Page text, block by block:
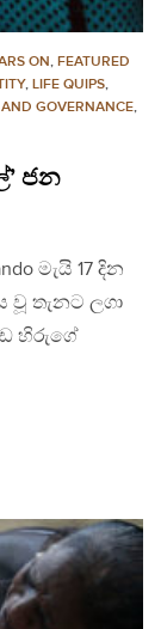
ON, FEATURED
, LIFE QUIPS,
GOVERNANCE,
ජන
මැයි 17 දින
තැනට ලගා
හිරුගේ